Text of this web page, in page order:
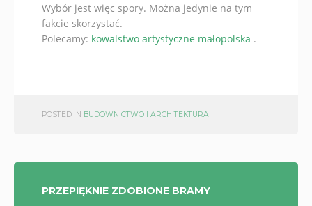
Wybór jest więc spory. Można jedynie na tym
fakcie skorzystać.
Polecamy: kowalstwo artystyczne małopolska .
POSTED IN BUDOWNICTWO I ARCHITEKTURA
NAWIGACJA
PRZEPIĘKNIE ZDOBIONE BRAMY